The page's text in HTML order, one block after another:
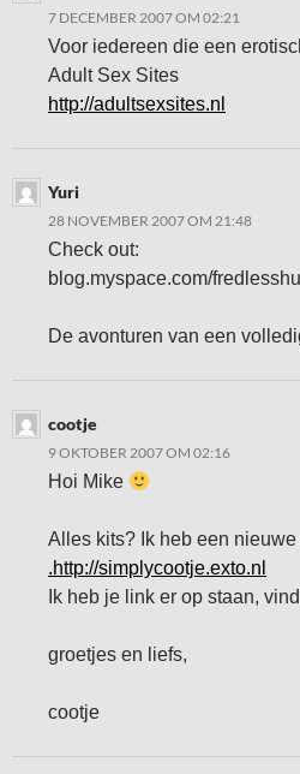
7 DECEMBER 2007 OM 02:21
Voor iedereen die een
Adult Sex Sites
http://adultsexsites.nl
Yuri
28 NOVEMBER 2007 OM 21:48
Check out:
blog.myspace.com/
De avonturen van een
cootje
9 OKTOBER 2007 OM 02:16
Hoi Mike
Alles kits? Ik heb een
.http://simplycootje.exto.nl
Ik heb je link er op staan,
groetjes en liefs,
cootje